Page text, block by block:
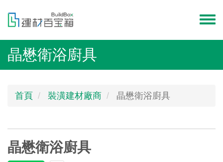
容
menu
晶懋衛浴廚具
首頁 裝潢建材廠商 晶懋衛浴廚具
晶懋衛浴廚具